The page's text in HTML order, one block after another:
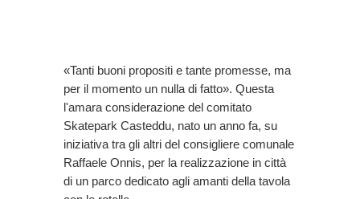
«Tanti buoni propositi e tante promesse, ma
per il momento un nulla di fatto». Questa
l'amara considerazione del comitato
Skatepark Casteddu, nato un anno fa, su
iniziativa tra gli altri del consigliere comunale
Raffaele Onnis, per la realizzazione in città
di un parco dedicato agli amanti della tavola